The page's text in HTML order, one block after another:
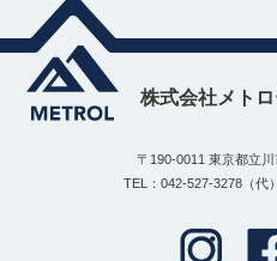
株式会社メト
〒190-0011 東京都立
TEL：042-527-3278（代